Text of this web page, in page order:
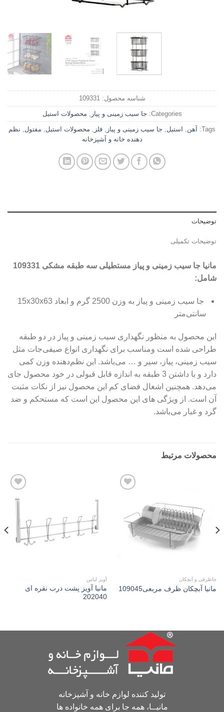
شناسه محصول: 109331
Categories: جا سیب زمینی و پیاز محصولات استیل
Tags: آهن استیل جا سیب زمینی و پیاز فلز محصولات استیل مفتول
نظم
دهنده خانه و آشپزخانه
توضیحات
توضیحات تکمیلی
مانیا جا سیب زمینی و پیاز مستطیلی سه طبقه مشکی 109331
شامل:
جا سیب زمینی و پیاز به وزن 2500 گرم و ابعاد 15x30x63
سانتی‌متر
این محصول به منظور نگهداری سیب زمینی و پیاز در دو طبقه
طراحی شده است ومناسب برای نگهداری انواع صیفی‌جات مثل
سیب زمینی، پیاز، سیر و … می‌باشد. این نظم‌دهنده وزن کمی
دارد و با داشتن 3 طبقه به اندازه قابل قبولی در خود محصول جای
می‌دهد. همچنین اشغال فضای کم این محصول نیز از نکات مثبت
آن است. از ویژگی های این محصول این است که مستحکم و ضد
گرد و غبار می‌باشد.
محصولات مرتبط
Add to
wishlist
جاظرفی و آبچکان
مانیا آبچکان ظرف مربعی109045
Add to
wishlist
آویز لباس
مانیا آويز پشت درب نقره ای
202040
تولید کننده لوازم خانه و آشپزخانه
مانیــا، همه جا برای همه خانواده ها